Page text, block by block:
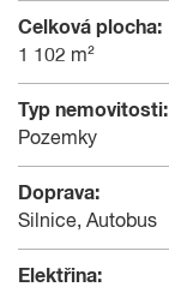
Celková plocha:
1 102 m²
Typ nemovitosti:
Pozemky
Doprava:
Silnice, Autobus
Elektřina: